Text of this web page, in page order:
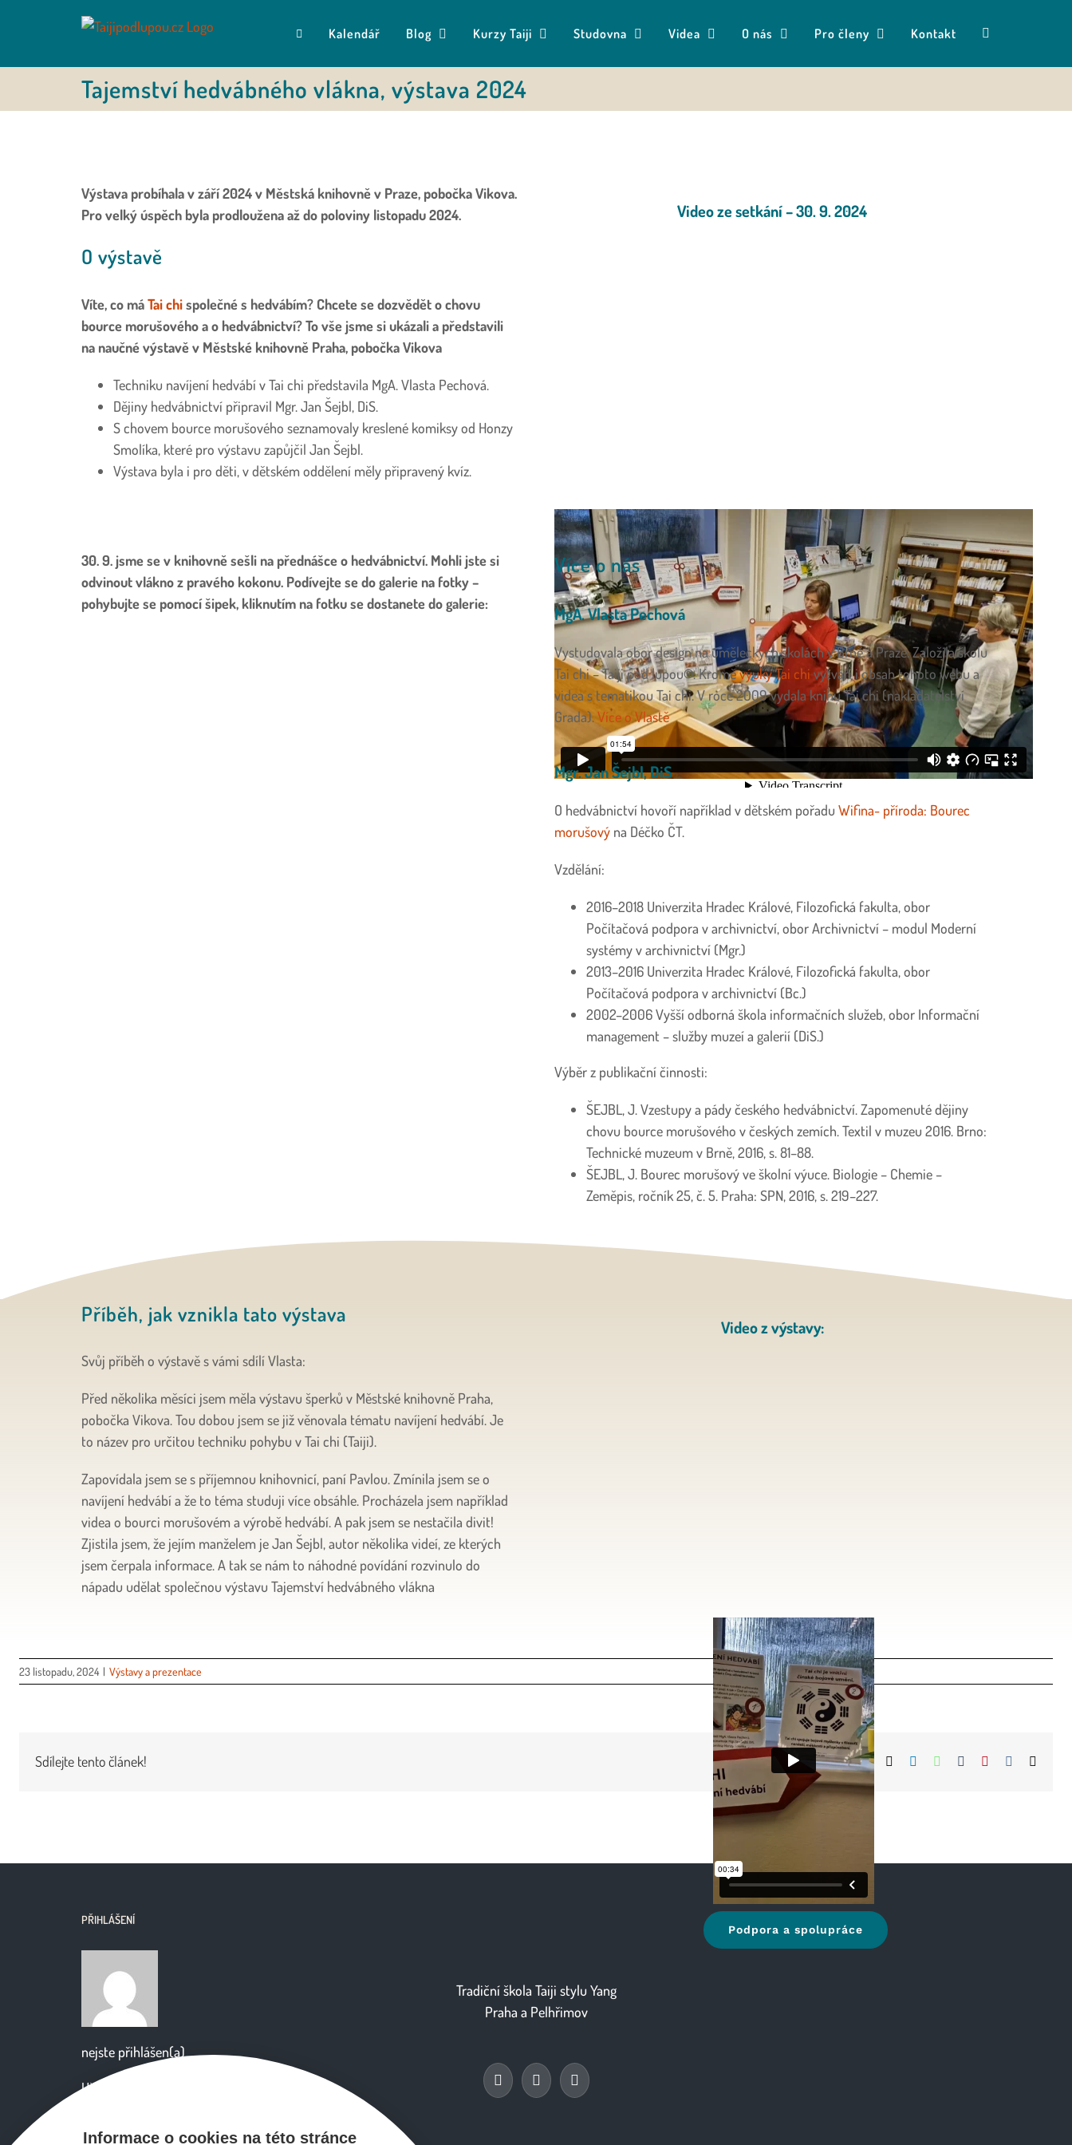
Kalendář Blog Kurzy Taiji Studovna Videa O nás Pro členy Kontakt
Tajemství hedvábného vlákna, výstava 2024
Výstava probíhala v září 2024 v Městská knihovně v Praze, pobočka Vikova.
Pro velký úspěch byla prodloužena až do poloviny listopadu 2024.
O výstavě
Víte, co máTai chispolečné s hedvábím? Chcete se dozvědět o chovu
bource morušového a o hedvábnictví? To vše jsme si ukázali a představili
na naučné výstavě vMěstské knihovně Praha, pobočka Vikova
Techniku navíjení hedvábí v Tai chi představila MgA. Vlasta Pechová.
Dějiny hedvábnictví připravil Mgr. Jan Šejbl, DiS.
S chovem bource morušového seznamovaly kreslené komiksy od Honzy
Smolíka, které pro výstavu zapůjčil Jan Šejbl.
Výstava byla i pro děti, v dětském oddělení měly připravený kvíz.
Video ze setkání – 30. 9. 2024
30. 9. jsme se v knihovně sešli na přednášce o hedvábnictví. Mohli jste si
odvinout vlákno z pravého kokonu. Podívejte se do galerie na fotky –
pohybujte se pomocí šipek, kliknutím na fotku se dostanete do galerie:
Více o nás
MgA. Vlasta Pechová
Vystudovala obor design na uměleckých školách v Brně a Praze. Založila školu
Tai chi – Taiji pod lupou®. Kroměvýuky Tai chi vytváří i obsah tohoto webu a
videa s tematikou Tai chi. V roce 2009 vydala knihu Tai chi (nakladatelství
Grada).Více o Vlastě
Mgr. Jan Šejbl, DiS
O hedvábnictví hovoří například v dětském pořadu Wifina- příroda: Bourec
morušovýna Déčko ČT.
Vzdělání:
2016–2018 Univerzita Hradec Králové, Filozofická fakulta, obor
Počítačová podpora v archivnictví, obor Archivnictví – modul Moderní
systémy v archivnictví (Mgr.)
2013–2016 Univerzita Hradec Králové, Filozofická fakulta, obor
Počítačová podpora v archivnictví (Bc.)
2002–2006 Vyšší odborná škola informačních služeb, obor Informační
management – služby muzeí a galerií (DiS.)
Výběr z publikační činnosti:
ŠEJBL, J. Vzestupy a pády českého hedvábnictví. Zapomenuté dějiny
chovu bource morušového v českých zemích. Textil v muzeu 2016. Brno:
Technické muzeum v Brně, 2016, s. 81–88.
ŠEJBL, J. Bourec morušový ve školní výuce. Biologie – Chemie –
Zeměpis, ročník 25, č. 5. Praha: SPN, 2016, s. 219–227.
Příběh, jak vznikla tato výstava
Svůj příběh o výstavě s vámi sdílí Vlasta:
Před několika měsíci jsem měla výstavu šperků v Městské knihovně Praha,
pobočka Vikova. Tou dobou jsem se již věnovala tématu navíjení hedvábí. Je
to název pro určitou techniku pohybu v Tai chi (Taiji).
Zapovídala jsem se s příjemnou knihovnicí, paní Pavlou. Zmínila jsem se o
navíjení hedvábí a že to téma studuji více obsáhle. Procházela jsem například
videa o bourci morušovém a výrobě hedvábí. A pak jsem se nestačila divit!
Zjistila jsem, že jejím manželem je Jan Šejbl, autor několika videí, ze kterých
jsem čerpala informace. A tak se nám to náhodné povídání rozvinulo do
nápadu udělat společnou výstavu Tajemství hedvábného vlákna
Video z výstavy:
23 listopadu, 2024 | Výstavy a prezentace
Sdílejte tento článek! Facebook LinkedInWhatsApp
TumblrPinterest
PŘIHLÁŠENÍ
nejste přihlášen(a)
Uživatelské jméno
Tradiční škola Taiji stylu Yang
Praha a Pelhřimov
Podpora a spolupráce
Informace o cookies na této stránce